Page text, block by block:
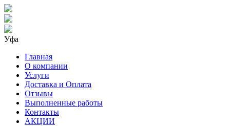
Уфа
Главная
О компании
Услуги
Доставка и Оплата
Отзывы
Выполненные работы
Контакты
АКЦИИ